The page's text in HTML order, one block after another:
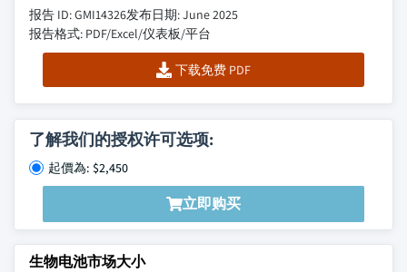
报告 ID: GMI14326发布日期: June 2025
报告格式: PDF/Excel/仪表板/平台
下载免费 PDF
了解我们的授权许可选项:
起價為: $2,450
立即购买
生物电池市场大小